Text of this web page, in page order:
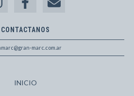
CONTACTANOS
marc.com.ar
INICIO